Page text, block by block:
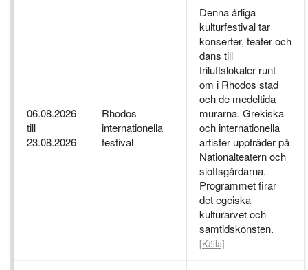
06.08.2026
till
23.08.2026
Rhodos
internationella
festival
Denna årliga
kulturfestival tar
konserter, teater och
dans till
friluftslokaler runt
om i Rhodos stad
och de medeltida
murarna. Grekiska
och internationella
artister uppträder på
Nationalteatern och
slottsgårdarna.
Programmet firar
det egeiska
kulturarvet och
samtidskonsten.
[Källa]